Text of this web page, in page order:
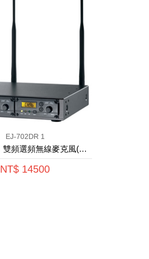
EJ-702DR 1
【OKAYO】雙頻選頻無線麥克風(微型)
NT$ 14500